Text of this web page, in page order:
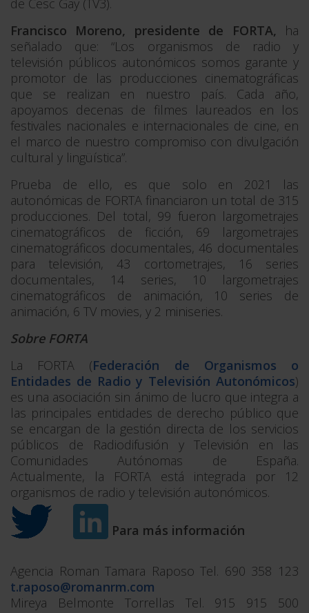
de Cesc Gay (TV3).
Francisco Moreno, presidente de FORTA, ha
señalado que: “Los organismos de radio y
televisión públicos autonómicos somos garante y
promotor de las producciones cinematográficas
que se realizan en nuestro país. Cada año,
apoyamos decenas de filmes laureados en los
festivales nacionales e internacionales de cine, en
el marco de nuestro compromiso con divulgación
cultural y lingüística”.
Prueba de ello, es que solo en 2021 las
autonómicas de FORTA financiaron un total de 315
producciones. Del total, 99 fueron largometrajes
cinematográficos de ficción, 69 largometrajes
cinematográficos documentales, 46 documentales
para televisión, 43 cortometrajes, 16 series
documentales, 14 series, 10 largometrajes
cinematográficos de animación, 10 series de
animación, 6 TV movies, y 2 miniseries.
Sobre FORTA
La FORTA (Federación de Organismos o
Entidades de Radio y Televisión Autonómicos)
es una asociación sin ánimo de lucro que integra a
las principales entidades de derecho público que
se encargan de la gestión directa de los servicios
públicos de Radiodifusión y Televisión en las
Comunidades Autónomas de España.
Actualmente, la FORTA está integrada por 12
organismos de radio y televisión autonómicos.
Para más información
Agencia Roman Tamara Raposo Tel. 690 358 123
t.raposo@romanrm.com
Mireya Belmonte Torrellas Tel. 915 915 500